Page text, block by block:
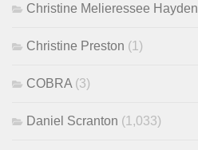
Christine Melieressee Hayden
Christine Preston (1)
COBRA (3)
Daniel Scranton (1,033)